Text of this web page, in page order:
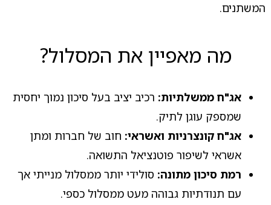
המשתנים.
מה מאפיין את המסלול?
אג"ח ממשלתיות: רכיב יציב בעל סיכון נמוך יחסית
שמספק עוגן לתיק.
אג"ח קונצרניות ואשראי: חוב של חברות ומתן
אשראי לשיפור פוטנציאל התשואה.
רמת סיכון מתונה: סולידי יותר ממסלול מנייתי אך
עם תנודתיות גבוהה מעט ממסלול כספי.